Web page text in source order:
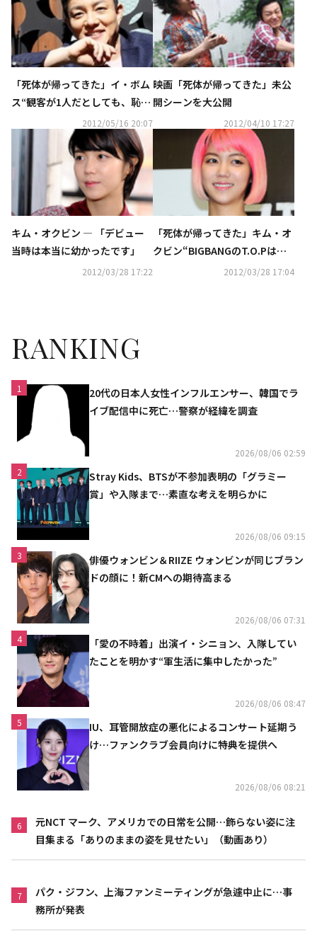
「死体が帰ってきた」イ・ボム
ス“観客が1人だとしても、恥ず
2012/05/16 20:07
映画「死体が帰ってきた」未公
開シーンを大公開
2012/04/10 17:27
キム・オクビン ― 「デビュー
当時は本当に幼かったです」
2012/03/28 17:22
「死体が帰ってきた」キム・オ
クビン“BIGBANGのT.O.Pは本
2012/03/28 17:04
RANKING
1
20代の日本人女性インフルエンサー、韓国でラ
イブ配信中に死亡…警察が経緯を調査
2026/08/06 02:59
2
Stray Kids、BTSが不参加表明の「グラミー
賞」や入隊まで…素直な考えを明らかに
2026/08/06 09:15
3
俳優ウォンビン＆RIIZE ウォンビンが同じブラン
ドの顔に！新CMへの期待高まる
2026/08/06 07:31
4
「愛の不時着」出演イ・シニョン、入隊してい
たことを明かす“軍生活に集中したかった”
2026/08/06 08:47
5
IU、耳管開放症の悪化によるコンサート延期う
け…ファンクラブ会員向けに特典を提供へ
2026/08/06 08:21
6
元NCT マーク、アメリカでの日常を公開…飾らない姿に注
目集まる「ありのままの姿を見せたい」（動画あり）
7
パク・ジフン、上海ファンミーティングが急遽中止に…事
務所が発表